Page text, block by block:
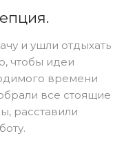
и ушли отдыхать
чтобы идеи
времени
все стоящие
расставили